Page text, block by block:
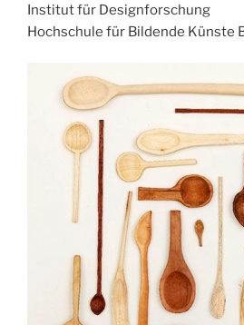
Institut für Designforschung
Hochschule für Bildende Künste